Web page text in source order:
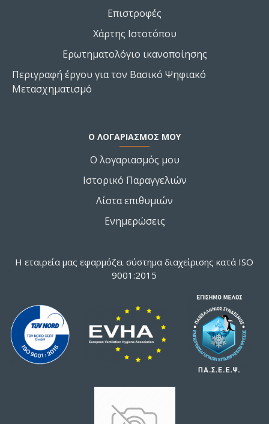
Επιστροφές
Χάρτης Ιστοτόπου
Ερωτηματολόγιο ικανοποίησης
Περιγραφή έργου για τον Βασικό Ψηφιακό
Μετασχηματισμό
Ο ΛΟΓΑΡΙΑΣΜΌΣ ΜΟΥ
Ο λογαριασμός μου
Ιστορικό Παραγγελιών
Λίστα επιθυμιών
Ενημερώσεις
Η εταιρεία μας εφαρμόζει σύστημα διαχείρισης κατά ISO
9001:2015